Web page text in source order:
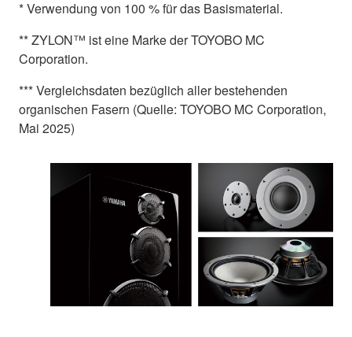
* Verwendung von 100 % für das Basismaterial.
** ZYLON™ ist eine Marke der TOYOBO MC
Corporation.
*** Vergleichsdaten bezüglich aller bestehenden
organischen Fasern (Quelle: TOYOBO MC Corporation,
Mai 2025)